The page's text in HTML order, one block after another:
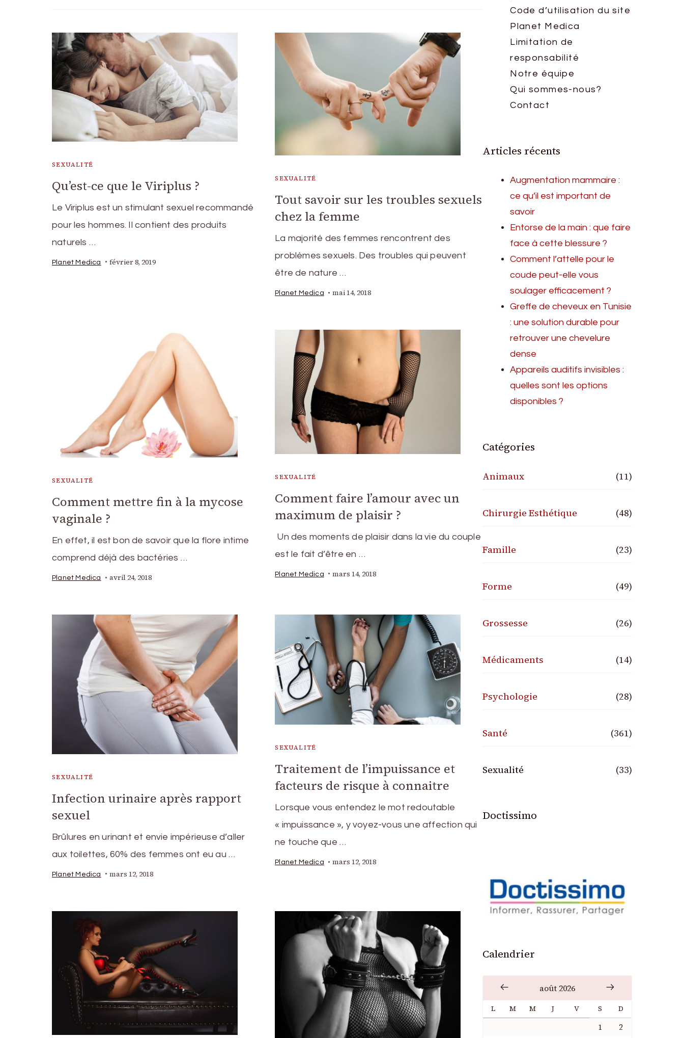
SEXUALITÉ
Qu’est-ce que le Viriplus ?
Le Viriplus est un stimulant sexuel recommandé
pour les hommes. Il contient des produits
naturels …
Planet Medica février 8, 2019
SEXUALITÉ
Tout savoir sur les troubles sexuels
chez la femme
La majorité des femmes rencontrent des
problèmes sexuels. Des troubles qui peuvent
être de nature …
Planet Medica mai 14, 2018
SEXUALITÉ
Comment mettre fin à la mycose
vaginale ?
En effet, il est bon de savoir que la flore intime
comprend déjà des bactéries …
Planet Medica avril 24, 2018
SEXUALITÉ
Comment faire l’amour avec un
maximum de plaisir ?
Un des moments de plaisir dans la vie du couple
est le fait d’être en …
Planet Medica mars 14, 2018
SEXUALITÉ
Infection urinaire après rapport
sexuel
Brûlures en urinant et envie impérieuse d’aller
aux toilettes, 60% des femmes ont eu au …
Planet Medica mars 12, 2018
SEXUALITÉ
Traitement de l’impuissance et
facteurs de risque à connaitre
Lorsque vous entendez le mot redoutable
« impuissance », y voyez-vous une affection qui
ne touche que …
Planet Medica mars 12, 2018
Code d’utilisation du site
Planet Medica
Limitation de
responsabilité
Notre équipe
Qui sommes-nous?
Contact
Articles récents
Augmentation mammaire :
ce qu’il est important de
savoir
Entorse de la main : que faire
face à cette blessure ?
Comment l’attelle pour le
coude peut-elle vous
soulager efficacement ?
Greffe de cheveux en Tunisie
: une solution durable pour
retrouver une chevelure
dense
Appareils auditifs invisibles :
quelles sont les options
disponibles ?
Catégories
Animaux (11)
Chirurgie Esthétique (48)
Famille (23)
Forme (49)
Grossesse (26)
Médicaments (14)
Psychologie (28)
Santé (361)
Sexualité (33)
Doctissimo
Calendrier
août 2026
L M M J V S D
1 2